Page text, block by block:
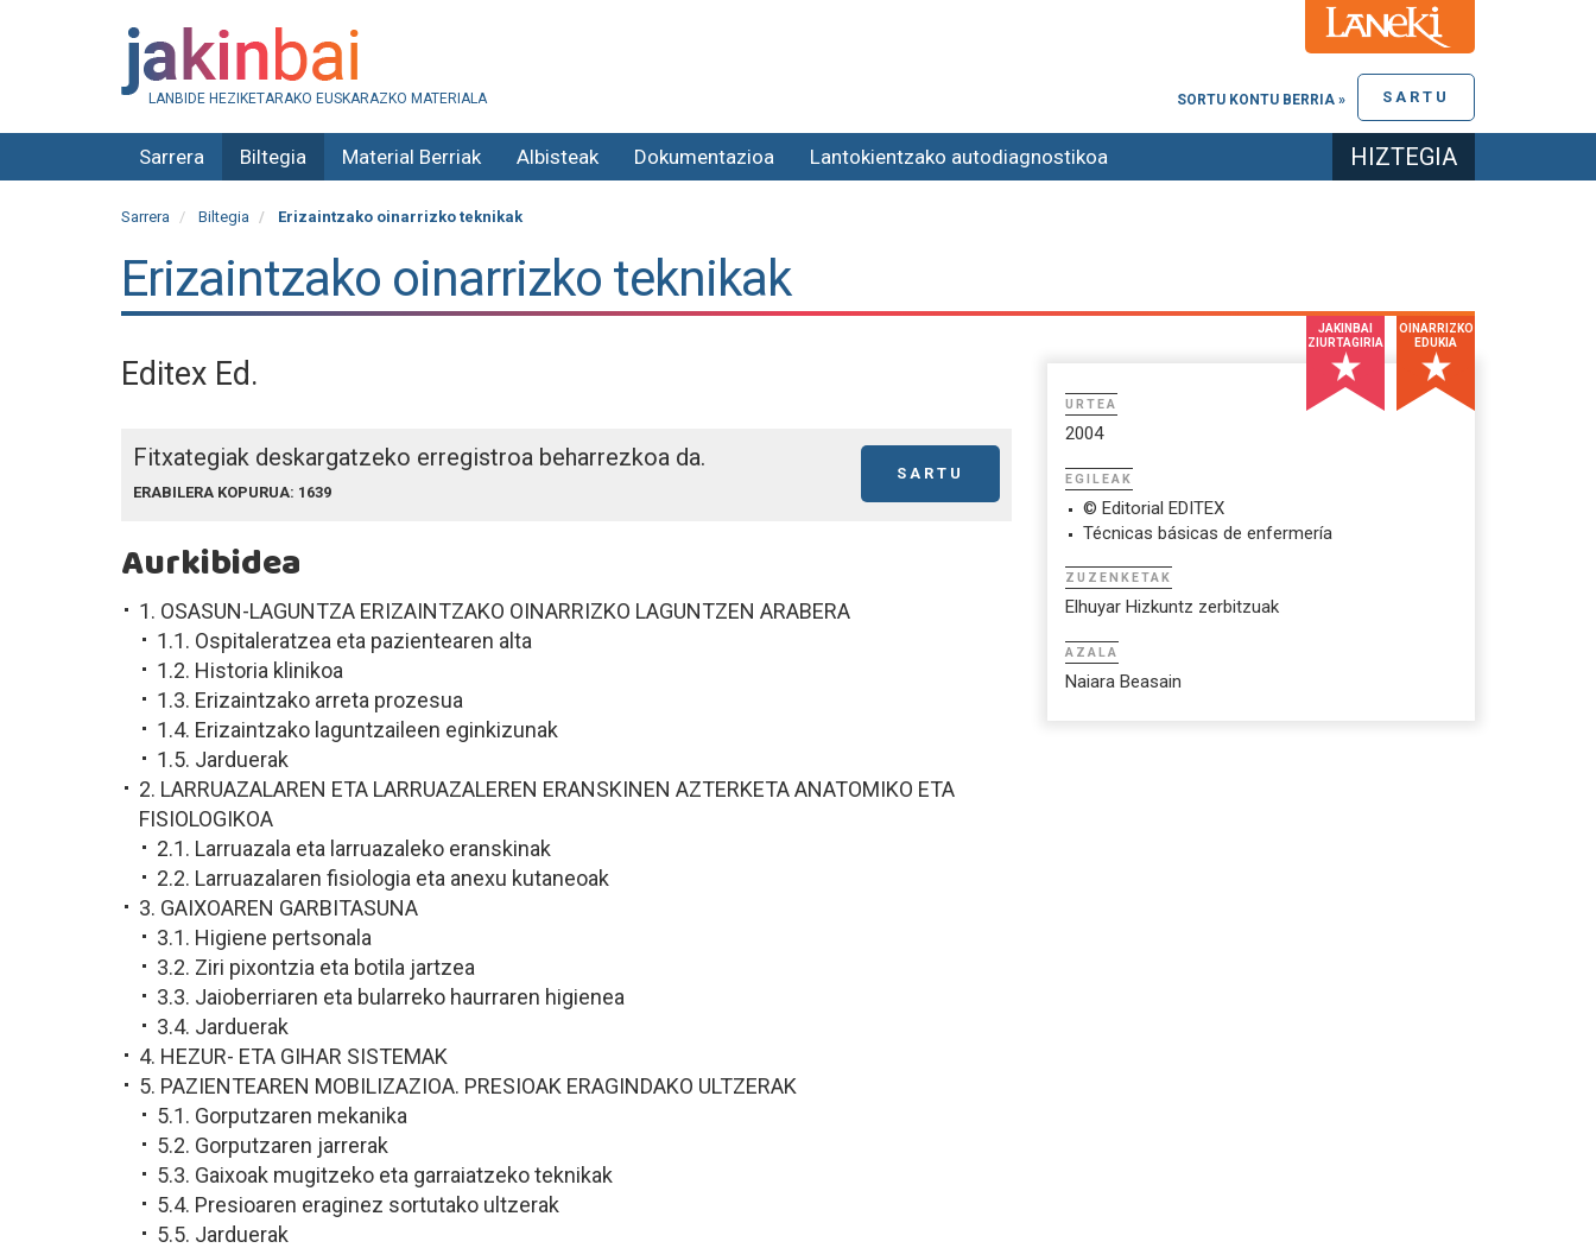
LANBIDE HEZIKETARAKO EUSKARAZKO MATERIALA SARTU
SORTU KONTU BERRIA »
Sarrera Biltegia Material Berriak Albisteak Dokumentazioa Lantokientzako autodiagnostikoa HIZTEGIA
Sarrera Biltegia Erizaintzako oinarrizko teknikak
Erizaintzako oinarrizko teknikak
Editex Ed.
Fitxategiak deskargatzeko erregistroa beharrezkoa da.
SARTU
ERABILERA KOPURUA: 1639
Aurkibidea
1. OSASUN-LAGUNTZA ERIZAINTZAKO OINARRIZKO LAGUNTZEN ARABERA
1.1. Ospitaleratzea eta pazientearen alta
1.2. Historia klinikoa
1.3. Erizaintzako arreta prozesua
1.4. Erizaintzako laguntzaileen eginkizunak
1.5. Jarduerak
2. LARRUAZALAREN ETA LARRUAZALEREN ERANSKINEN AZTERKETA ANATOMIKO ETA
FISIOLOGIKOA
2.1. Larruazala eta larruazaleko eranskinak
2.2. Larruazalaren fisiologia eta anexu kutaneoak
3. GAIXOAREN GARBITASUNA
3.1. Higiene pertsonala
3.2. Ziri pixontzia eta botila jartzea
3.3. Jaioberriaren eta bularreko haurraren higienea
3.4. Jarduerak
4. HEZUR- ETA GIHAR SISTEMAK
5. PAZIENTEAREN MOBILIZAZIOA. PRESIOAK ERAGINDAKO ULTZERAK
5.1. Gorputzaren mekanika
5.2. Gorputzaren jarrerak
5.3. Gaixoak mugitzeko eta garraiatzeko teknikak
5.4. Presioaren eraginez sortutako ultzerak
5.5. Jarduerak
JAKINBAI
ZIURTAGIRIA
OINARRIZKO
EDUKIA
URTEA
2004
EGILEAK
© Editorial EDITEX
Técnicas básicas de enfermería
ZUZENKETAK
Elhuyar Hizkuntz zerbitzuak
AZALA
Naiara Beasain